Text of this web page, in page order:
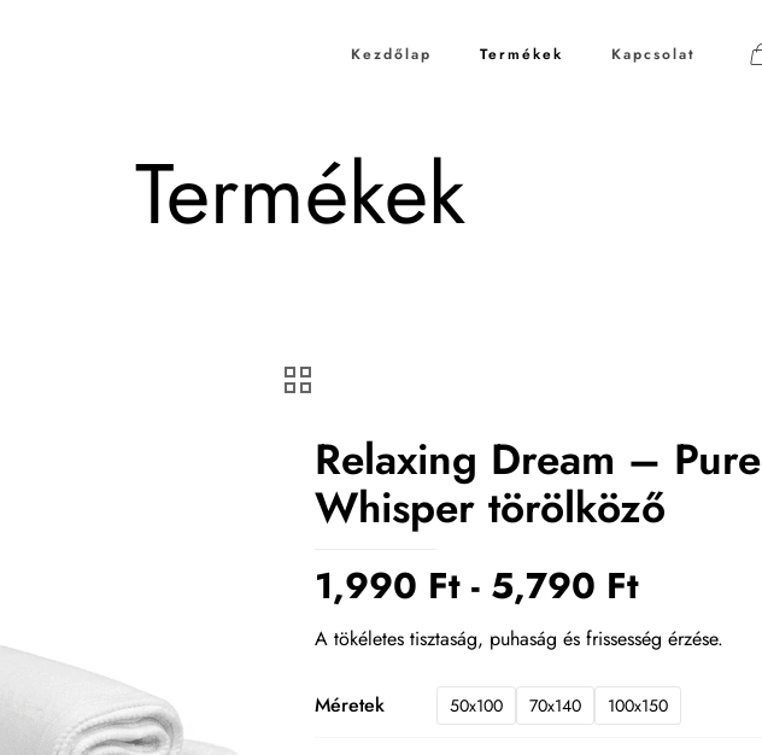
Kezdőlap Termékek Kapcsolat
Termékek
Relaxing Dream – Pure
Whisper törölköző
1,990 Ft - 5,790 Ft
A tökéletes tisztaság, puhaság és frissesség érzése.
Méretek 50x100 70x140 100x150